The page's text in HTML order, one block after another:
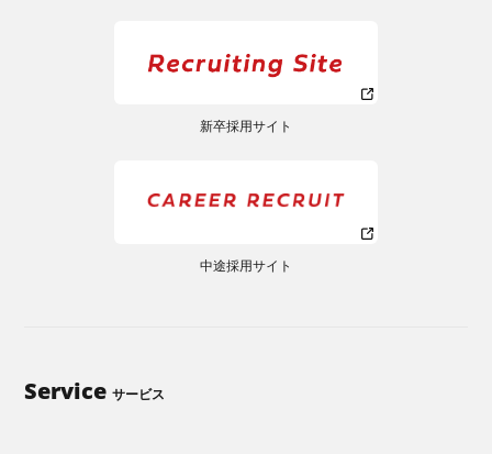
新卒採用サイト
中途採用サイト
Serviceサービス